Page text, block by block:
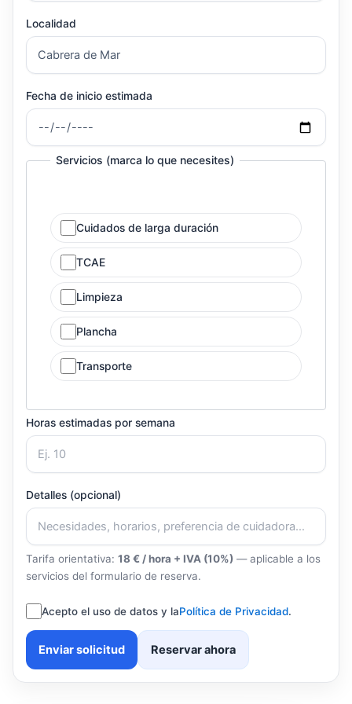
Localidad
Fecha de inicio estimada
Servicios (marca lo que necesites)
Cuidados de larga duración
TCAE
Limpieza
Plancha
Transporte
Horas estimadas por semana
Detalles (opcional)
Tarifa orientativa: 18 € / hora + IVA (10%) — aplicable a los
servicios del formulario de reserva.
Acepto el uso de datos y laPolítica de Privacidad.
Enviar solicitud Reservar ahora